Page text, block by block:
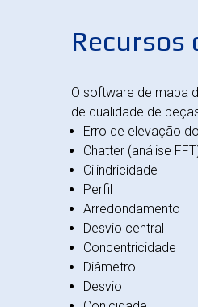
O software de mapa
de qualidade de
Erro de elevação
Chatter (análise
Cilindricidade
Perfil
Arredondamento
Desvio central
Concentricidade
Diâmetro
Desvio